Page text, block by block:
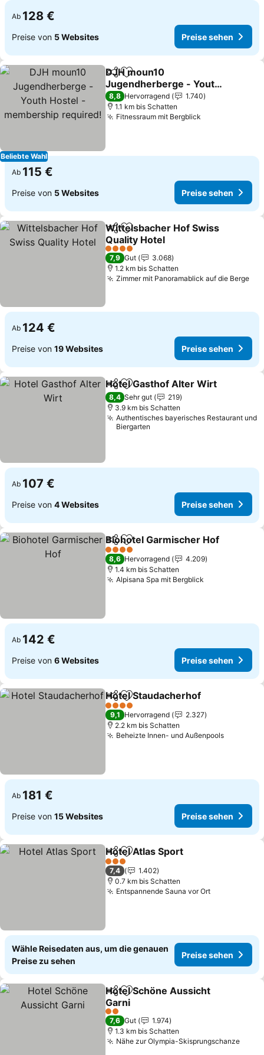
Ab 128 €
Preise von 5 Websites Preise sehen
Beliebte Wahl
TeilenZu Favoriten hinzufügen
DJH moun10
Jugendherberge - Youth
Hostel - membership
required!
8,8 Hervorragend
1.740
1.1 km bis Schatten
Fitnessraum mit Bergblick
Ab 115 €
Preise von 5 Websites Preise sehen
TeilenZu Favoriten hinzufügen
Wittelsbacher Hof Swiss
Quality Hotel
4 Sterne
7,9 Gut
3.068
1.2 km bis Schatten
Zimmer mit Panoramablick auf die Berge
Ab 124 €
Preise von 19 Websites Preise sehen
TeilenZu Favoriten hinzufügen
Hotel Gasthof Alter Wirt
8,4 Sehr gut
219
3.9 km bis Schatten
Authentisches bayerisches Restaurant und
Biergarten
Ab 107 €
Preise von 4 Websites Preise sehen
TeilenZu Favoriten hinzufügen
Biohotel Garmischer Hof
4 Sterne
8,6 Hervorragend
4.209
1.4 km bis Schatten
Alpisana Spa mit Bergblick
Ab 142 €
Preise von 6 Websites Preise sehen
TeilenZu Favoriten hinzufügen
Hotel Staudacherhof
4 Sterne
9,1 Hervorragend
2.327
2.2 km bis Schatten
Beheizte Innen- und Außenpools
Ab 181 €
Preise von 15 Websites Preise sehen
TeilenZu Favoriten hinzufügen
Hotel Atlas Sport
3 Sterne
7,4
1.402
0.7 km bis Schatten
Entspannende Sauna vor Ort
Wähle Reisedaten aus, um die genauen
Preise zu sehen
Preise sehen
TeilenZu Favoriten hinzufügen
Hotel Schöne Aussicht
Garni
2 Sterne
7,6 Gut
1.974
1.3 km bis Schatten
Nähe zur Olympia-Skisprungschanze